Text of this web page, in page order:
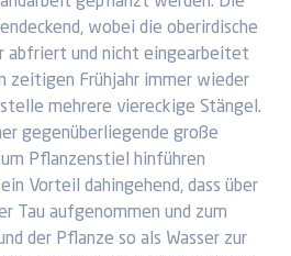
wobei die oberirdische
abfriert und nicht eingearbeitet
zeitigen Frühjahr immer wieder
mehrere viereckige Stängel.
gegenüberliegende große
Pflanzenstiel hinführen
Vorteil dahingehend, dass über
Tau aufgenommen und zum
der Pflanze so als Wasser zur